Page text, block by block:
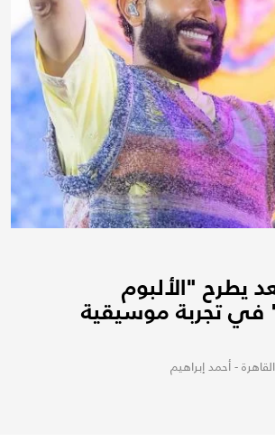
يطرح "الألبوم
في تجربة موسيقية
القاهرة - أحمد إبراهيم